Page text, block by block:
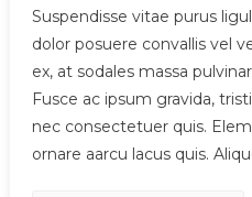
Suspendisse vitae purus
dolor posuere convallis vel
ex, at sodales massa
Fusce ac ipsum gravida,
nec consectetuer quis.
ornare aarcu lacus quis.